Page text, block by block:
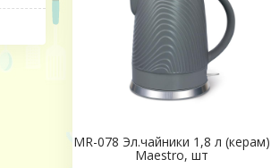
MR-078 Эл.чайники 1,8 л (керам)
Maestro, шт